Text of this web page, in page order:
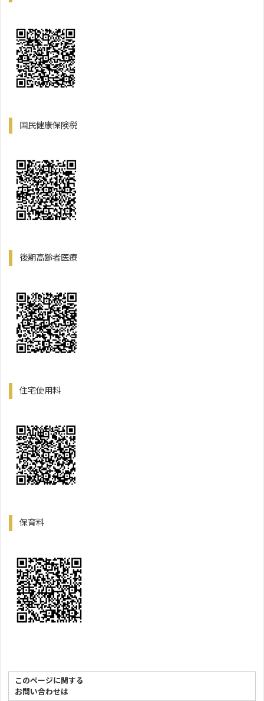
国民健康保険税
後期高齢者医療
住宅使用料
保育料
このページに関する
お問い合わせは